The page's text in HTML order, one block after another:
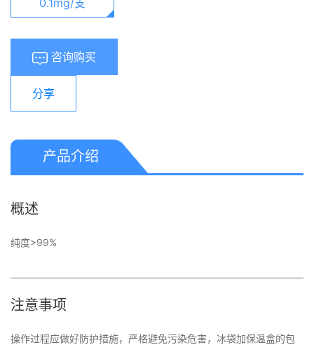
0.1mg/支
咨询购买
分享
产品介绍
概述
纯度>99%
注意事项
操作过程应做好防护措施，严格避免污染危害，冰袋加保温盒的包